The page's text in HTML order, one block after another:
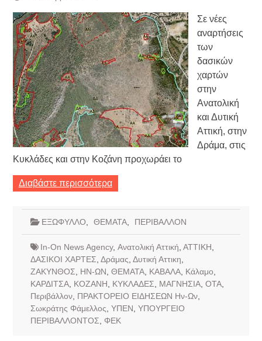
Σε νέες
αναρτήσεις
των
δασικών
χαρτών
στην
Ανατολική
και Δυτική
Αττική, στην
Δράμα, στις
Κυκλάδες και στην Κοζάνη προχωράει το
Διαβάστε περισσότερα
ΕΞΩΦΥΛΛΟ ΘΕΜΑΤΑ, ΠΕΡΙΒΑΛΛΟΝ
In-On News Agency, Ανατολική Αττική ΑΤΤΙΚΗ
ΔΑΣΙΚΟΙ ΧΑΡΤΕΣ Δράμας Δυτική Αττικη
ΖΑΚΥΝΘΟΣ
ΗΝ-ΩΝ ΘΕΜΑΤΑ, ΚΑΒΑΛΑ, Κάλαμο
ΚΑΡΔΙΤΣΑ, ΚΟΖΑΝΗ ΚΥΚΛΑΔΕΣ ΜΑΓΝΗΣΙΑ, ΟΤΑ,
Περιβάλλον, ΠΡΑΚΤΟΡΕΙΟ ΕΙΔΗΣΕΩΝ Ην-Ων,
Σωκράτης Φάμελλος ΥΠΕΝ ΥΠΟΥΡΓΕΙΟ
ΠΕΡΙΒΑΛΛΟΝΤΟΣ
ΦΕΚ